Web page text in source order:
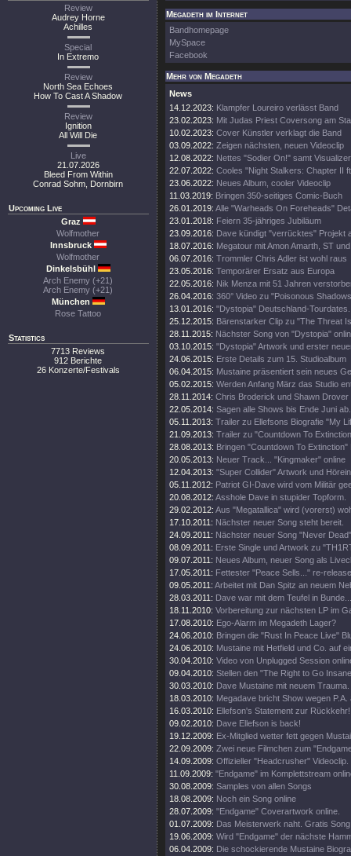
Review
Audrey Horne
Achilles
Special
In Extremo
Review
North Sea Echoes
How To Cast A Shadow
Review
Ignition
All Will Die
Live
21.07.2026
Bleed From Within
Conrad Sohm, Dornbirn
Upcoming Live
Graz
Wolfmother
Innsbruck
Wolfmother
Dinkelsbühl
Arch Enemy (+21)
Arch Enemy (+21)
München
Rose Tattoo
Statistics
7713 Reviews
912 Berichte
26 Konzerte/Festivals
Megadeth im Internet
Bandhomepage
MySpace
Facebook
Mehr von Megadeth
News
14.12.2023: Klampfer Loureiro verlässt Band
23.02.2023: Mit Judas Priest Coversong am
10.02.2023: Cover Künstler verklagt die Band
03.09.2022: Zeigen nächsten, neuen Videoclip
12.08.2022: Nettes "Sodier On!" samt Visualizer
22.07.2022: Cooles "Night Stalkers: Chapter II
23.06.2022: Neues Album, cooler Videoclip
11.03.2019: Bringen 350-seitiges Comic-Buch
26.01.2019: Alle "Warheads On Foreheads"
23.01.2018: Feiern 35-jähriges Jubiläum
23.09.2016: Dave kündigt "verrücktes" Projekt
18.07.2016: Megatour mit Amon Amarth, ST
06.07.2016: Trommler Chris Adler ist wohl raus
23.05.2016: Temporärer Ersatz aus Europa
22.05.2016: Nik Menza mit 51 Jahren
26.04.2016: 360° Video zu "Poisonous
13.01.2016: "Dystopia" Deutschland-Tourdates.
25.12.2015: Bärenstarker Clip zu "The Threat
28.11.2015: Nächster Song von "Dystopia"
03.10.2015: "Dystopia" Artwork und erster
24.06.2015: Erste Details zum 15. Studioalbum
06.04.2015: Mustaine präsentiert sein neues
05.02.2015: Werden Anfang März das Studio
28.11.2014: Chris Broderick und Shawn
22.05.2014: Sagen alle Shows bis Ende Juni ab.
05.11.2013: Trailer zu Ellefsons Biografie "My
21.09.2013: Trailer zu "Countdown To
28.08.2013: Bringen "Countdown To Extinction"
20.05.2013: Neuer Track... "Kingmaker" online
12.04.2013: "Super Collider" Artwork und
05.11.2012: Patriot GI-Dave wird vom Militär
20.08.2012: Asshole Dave in stupider Topform.
29.02.2012: Aus "Megatallica" wird (vorerst)
17.10.2011: Nächster neuer Song steht bereit.
24.09.2011: Nächster neuer Song "Never
08.09.2011: Erste Single und Artwork zu
09.07.2011: Neues Album, neuer Song als
17.05.2011: Fettester "Peace Sells..." re-
09.05.2011: Arbeitet mit Dan Spitz an neuem
28.03.2011: Dave war mit dem Teufel in Bunde...
18.11.2010: Vorbereitung zur nächsten LP im
17.08.2010: Ego-Alarm im Megadeth Lager?
24.06.2010: Bringen die "Rust In Peace Live"
24.06.2010: Mustaine mit Hetfield und Co. auf
30.04.2010: Video von Unplugged Session
09.04.2010: Stellen den "The Right to Go
30.03.2010: Dave Mustaine mit neuem Trauma.
18.03.2010: Megadave bricht Show wegen P.A.
16.03.2010: Ellefson's Statement zur Rückkehr!
09.02.2010: Dave Ellefson is back!
19.12.2009: Ex-Mitglied wetter fett gegen
22.09.2009: Zwei neue Filmchen zum
14.09.2009: Offizieller "Headcrusher" Videoclip.
11.09.2009: "Endgame" im Komplettstream
30.08.2009: Samples von allen Songs
18.08.2009: Noch ein Song online
28.07.2009: "Endgame" Coverartwork online.
01.07.2009: Das Meisterwerk naht. Gratis
19.06.2009: Wird "Endgame" der nächste
06.04.2009: Die schockierende Mustaine